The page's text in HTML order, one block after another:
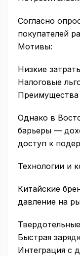
Согласно
покупателей
Мотивы:
Низкие
Налоговые
Преимущества
Однако в
барьеры —
доступ к
Технологии и
Китайские
давление на
Быстрая
Интеграция с